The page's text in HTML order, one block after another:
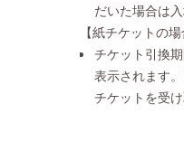
だいた場合は
【紙チケットの場
チケット引換
表示されます
チケットを受